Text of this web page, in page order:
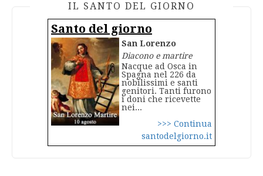
IL SANTO DEL GIORNO
Santo del giorno
San Lorenzo
Diacono e martire
Nacque ad Osca in
Spagna nel 226 da
nobilissimi e santi
genitori. Tanti furono
i doni che ricevette
nei...
>>> Continua
santodelgiorno.it